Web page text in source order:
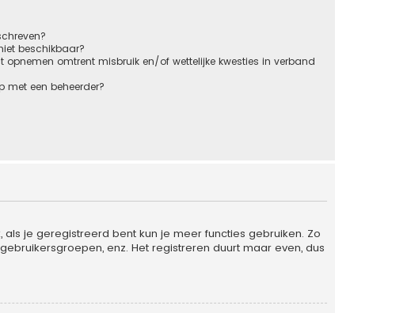
beschikbaar?
opnemen omtrent misbruik en/of wettelijke kwesties in verband
met een beheerder?
je geregistreerd bent kun je meer functies gebruiken. Zo
enz. Het registreren duurt maar even, dus